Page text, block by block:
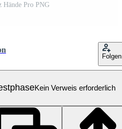
Hände Pro PNG
Folgen
Kein Verweis erforderlich